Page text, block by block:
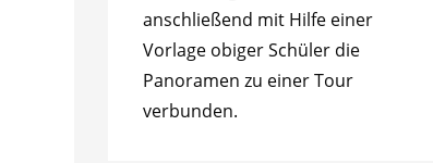
anschließend mit Hilfe einer
Vorlage obiger Schüler die
Panoramen zu einer Tour
verbunden.